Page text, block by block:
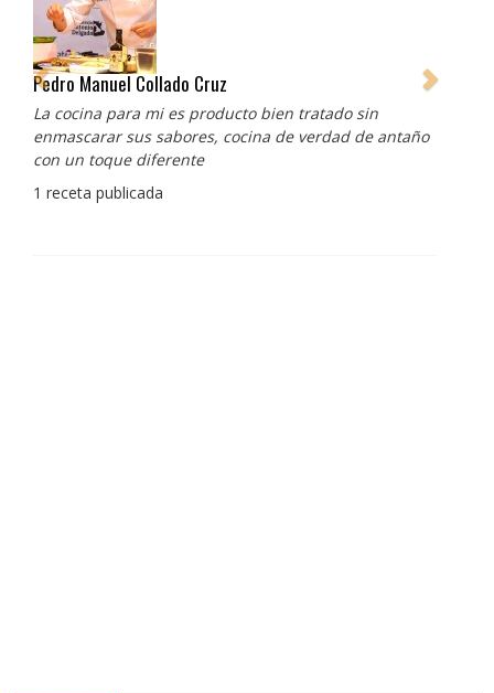
Pedro Manuel Collado Cruz
La cocina para mi es producto bien tratado sin
enmascarar sus sabores, cocina de verdad de antaño
con un toque diferente
1 receta publicada